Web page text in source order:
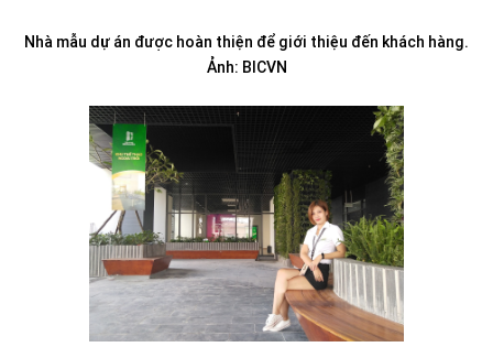
Nhà mẫu dự án được hoàn thiện để giới thiệu đến khách hàng.
Ảnh: BICVN